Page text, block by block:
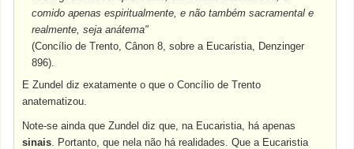
comido apenas espiritualmente, e não também sacramental e
realmente, seja anátema"
(Concílio de Trento, Cânon 8, sobre a Eucaristia, Denzinger
896).
E Zundel diz exatamente o que o Concílio de Trento
anatematizou.
Note-se ainda que Zundel diz que, na Eucaristia, há apenas
sinais. Portanto, que nela não há realidades. Que a Eucaristia